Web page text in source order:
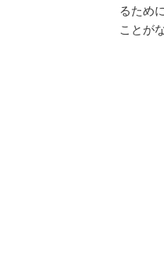
るため
ことが